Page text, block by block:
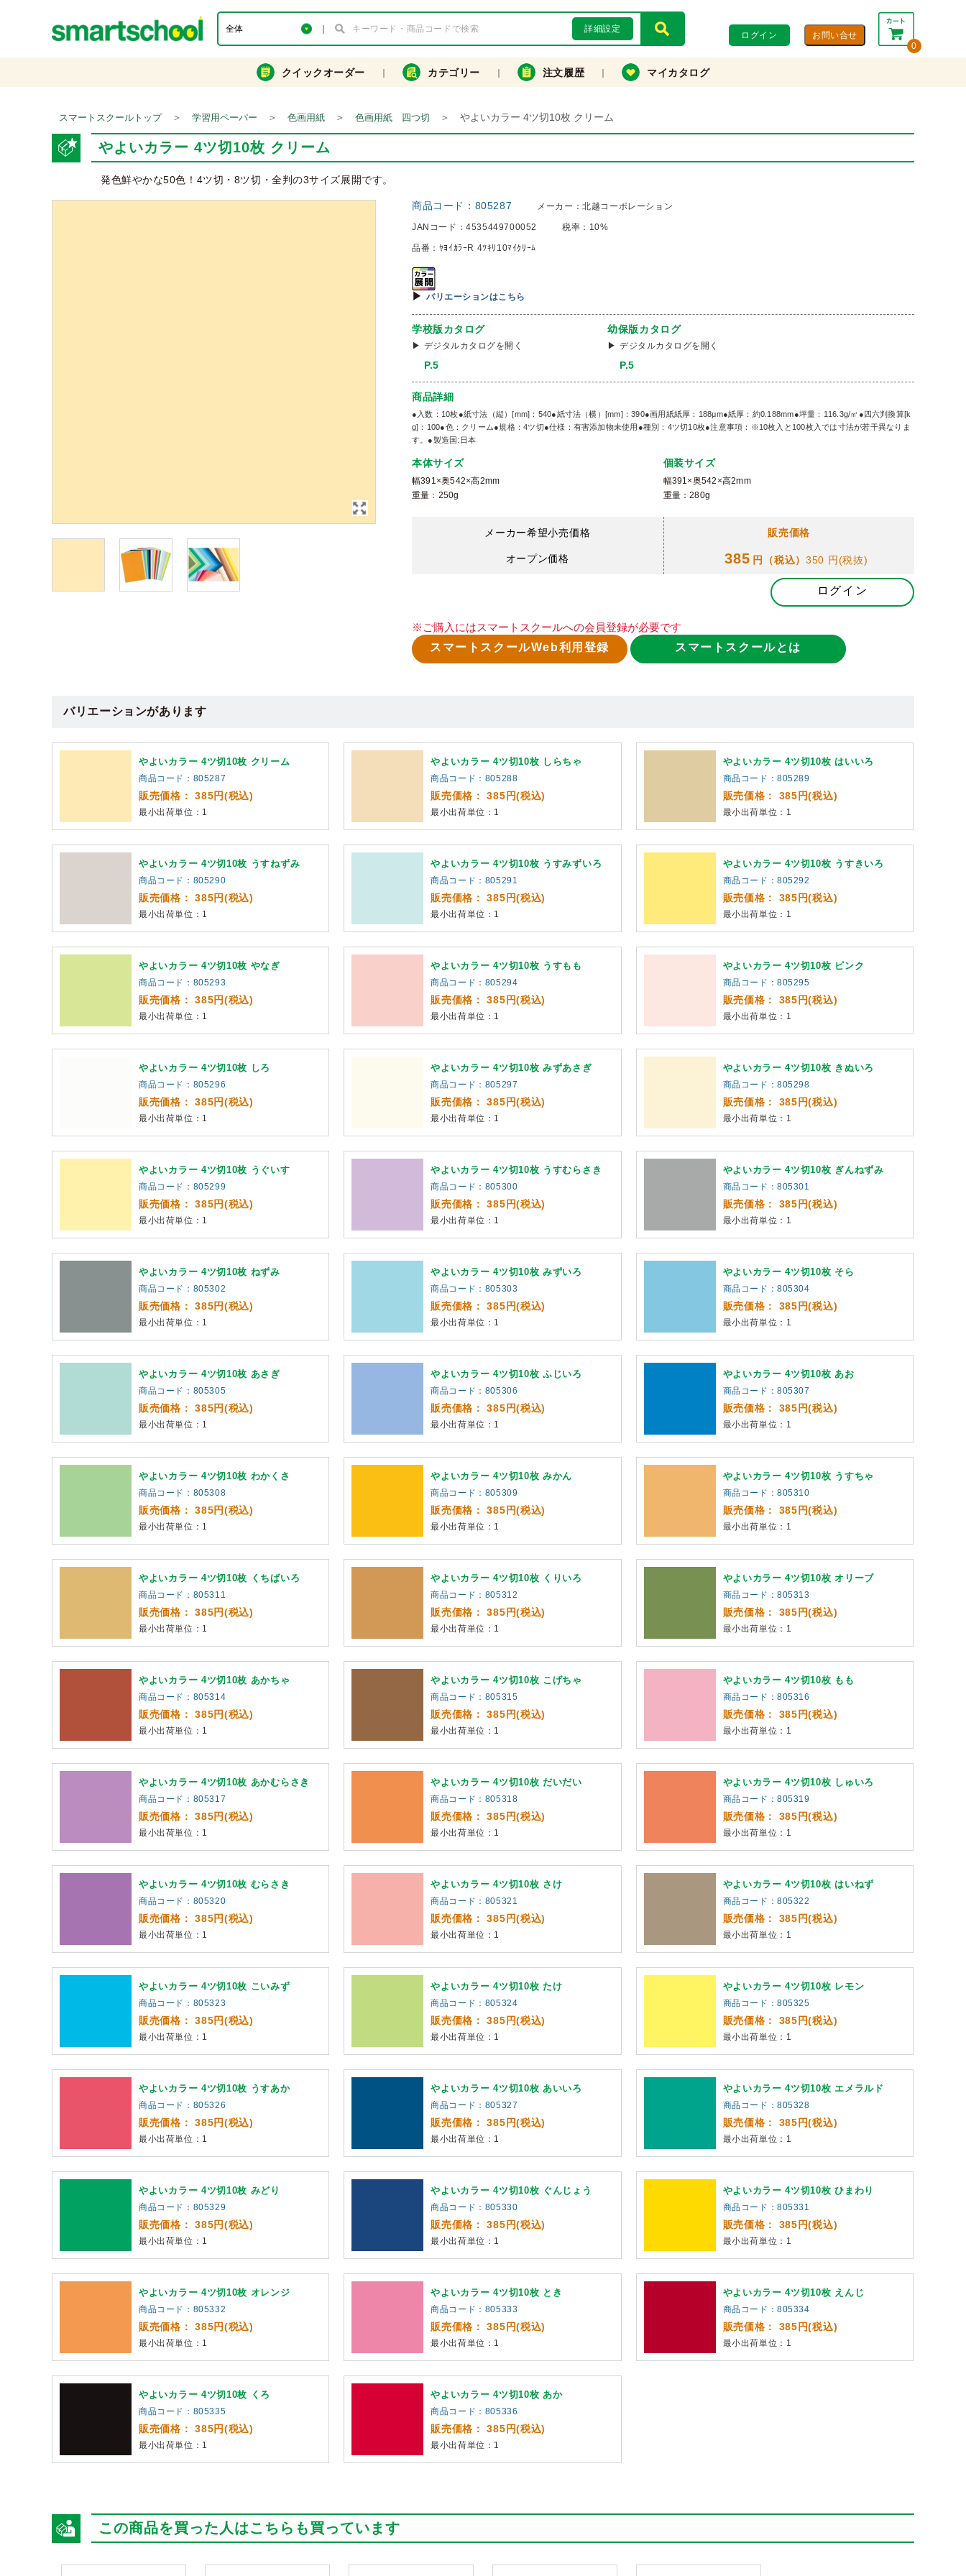
詳細設定
ログイン
0
合計： 0円
カートを見る・注文する
クイックオーダー カテゴリー 注文履歴 マイカタログ
スマートスクールトップ ＞ 学習用ペーパー ＞ 色画用紙 ＞ 色画用紙 四つ切 ＞ やよいカラー 4ツ切10枚 クリーム
やよいカラー 4ツ切10枚 クリーム
発色鮮やかな50色！4ツ切・8ツ切・全判の3サイズ展開です。
商品コード： 805287 メーカー：北越コーポレーション
JANコード：4535449700052 税率： 10%
品番： ﾔﾖｲｶﾗｰR 4ﾂｷﾘ10ﾏｲｸﾘｰﾑ
バリエーションはこちら
学校版カタログ
デジタルカタログを開く
P.5
幼保版カタログ
デジタルカタログを開く
P.5
商品詳細
●入数：10枚●紙寸法（縦）[mm]：540●紙寸法（横）[mm]：390●画用紙紙厚：188μm●紙厚：約0.188mm●坪量：116.3g/㎡●四六判換算[k
g]：100●色：クリーム●規格：4ツ切●仕様：有害添加物未使用●種別：4ツ切10枚●注意事項：※10枚入と100枚入では寸法が若干異なりま
す。●製造国:日本
本体サイズ
幅391×奥542×高2mm
重量：250g
個装サイズ
幅391×奥542×高2mm
重量：280g
メーカー希望小売価格
オープン価格
販売価格
385 円（税込）350 円(税抜)
ログイン
※ご購入にはスマートスクールへの会員登録が必要です
スマートスクールWeb利用登録
スマートスクールとは
バリエーションがあります
やよいカラー 4ツ切10枚 クリーム
商品コード：805287
販売価格： 385円(税込)
最小出荷単位：1
やよいカラー 4ツ切10枚 しらちゃ
商品コード：805288
販売価格： 385円(税込)
最小出荷単位：1
やよいカラー 4ツ切10枚 はいいろ
商品コード：805289
販売価格： 385円(税込)
最小出荷単位：1
やよいカラー 4ツ切10枚 うすねずみ
商品コード：805290
販売価格： 385円(税込)
最小出荷単位：1
やよいカラー 4ツ切10枚 うすみずいろ
商品コード：805291
販売価格： 385円(税込)
最小出荷単位：1
やよいカラー 4ツ切10枚 うすきいろ
商品コード：805292
販売価格： 385円(税込)
最小出荷単位：1
やよいカラー 4ツ切10枚 やなぎ
商品コード：805293
販売価格： 385円(税込)
最小出荷単位：1
やよいカラー 4ツ切10枚 うすもも
商品コード：805294
販売価格： 385円(税込)
最小出荷単位：1
やよいカラー 4ツ切10枚 ピンク
商品コード：805295
販売価格： 385円(税込)
最小出荷単位：1
やよいカラー 4ツ切10枚 しろ
商品コード：805296
販売価格： 385円(税込)
最小出荷単位：1
やよいカラー 4ツ切10枚 みずあさぎ
商品コード：805297
販売価格： 385円(税込)
最小出荷単位：1
やよいカラー 4ツ切10枚 きぬいろ
商品コード：805298
販売価格： 385円(税込)
最小出荷単位：1
やよいカラー 4ツ切10枚 うぐいす
商品コード：805299
販売価格： 385円(税込)
最小出荷単位：1
やよいカラー 4ツ切10枚 うすむらさき
商品コード：805300
販売価格： 385円(税込)
最小出荷単位：1
やよいカラー 4ツ切10枚 ぎんねずみ
商品コード：805301
販売価格： 385円(税込)
最小出荷単位：1
やよいカラー 4ツ切10枚 ねずみ
商品コード：805302
販売価格： 385円(税込)
最小出荷単位：1
やよいカラー 4ツ切10枚 みずいろ
商品コード：805303
販売価格： 385円(税込)
最小出荷単位：1
やよいカラー 4ツ切10枚 そら
商品コード：805304
販売価格： 385円(税込)
最小出荷単位：1
やよいカラー 4ツ切10枚 あさぎ
商品コード：805305
販売価格： 385円(税込)
最小出荷単位：1
やよいカラー 4ツ切10枚 ふじいろ
商品コード：805306
販売価格： 385円(税込)
最小出荷単位：1
やよいカラー 4ツ切10枚 あお
商品コード：805307
販売価格： 385円(税込)
最小出荷単位：1
やよいカラー 4ツ切10枚 わかくさ
商品コード：805308
販売価格： 385円(税込)
最小出荷単位：1
やよいカラー 4ツ切10枚 みかん
商品コード：805309
販売価格： 385円(税込)
最小出荷単位：1
やよいカラー 4ツ切10枚 うすちゃ
商品コード：805310
販売価格： 385円(税込)
最小出荷単位：1
やよいカラー 4ツ切10枚 くちばいろ
商品コード：805311
販売価格： 385円(税込)
最小出荷単位：1
やよいカラー 4ツ切10枚 くりいろ
商品コード：805312
販売価格： 385円(税込)
最小出荷単位：1
やよいカラー 4ツ切10枚 オリーブ
商品コード：805313
販売価格： 385円(税込)
最小出荷単位：1
やよいカラー 4ツ切10枚 あかちゃ
商品コード：805314
販売価格： 385円(税込)
最小出荷単位：1
やよいカラー 4ツ切10枚 こげちゃ
商品コード：805315
販売価格： 385円(税込)
最小出荷単位：1
やよいカラー 4ツ切10枚 もも
商品コード：805316
販売価格： 385円(税込)
最小出荷単位：1
やよいカラー 4ツ切10枚 あかむらさき
商品コード：805317
販売価格： 385円(税込)
最小出荷単位：1
やよいカラー 4ツ切10枚 だいだい
商品コード：805318
販売価格： 385円(税込)
最小出荷単位：1
やよいカラー 4ツ切10枚 しゅいろ
商品コード：805319
販売価格： 385円(税込)
最小出荷単位：1
やよいカラー 4ツ切10枚 むらさき
商品コード：805320
販売価格： 385円(税込)
最小出荷単位：1
やよいカラー 4ツ切10枚 さけ
商品コード：805321
販売価格： 385円(税込)
最小出荷単位：1
やよいカラー 4ツ切10枚 はいねず
商品コード：805322
販売価格： 385円(税込)
最小出荷単位：1
やよいカラー 4ツ切10枚 こいみず
商品コード：805323
販売価格： 385円(税込)
最小出荷単位：1
やよいカラー 4ツ切10枚 たけ
商品コード：805324
販売価格： 385円(税込)
最小出荷単位：1
やよいカラー 4ツ切10枚 レモン
商品コード：805325
販売価格： 385円(税込)
最小出荷単位：1
やよいカラー 4ツ切10枚 うすあか
商品コード：805326
販売価格： 385円(税込)
最小出荷単位：1
やよいカラー 4ツ切10枚 あいいろ
商品コード：805327
販売価格： 385円(税込)
最小出荷単位：1
やよいカラー 4ツ切10枚 エメラルド
商品コード：805328
販売価格： 385円(税込)
最小出荷単位：1
やよいカラー 4ツ切10枚 みどり
商品コード：805329
販売価格： 385円(税込)
最小出荷単位：1
やよいカラー 4ツ切10枚 ぐんじょう
商品コード：805330
販売価格： 385円(税込)
最小出荷単位：1
やよいカラー 4ツ切10枚 ひまわり
商品コード：805331
販売価格： 385円(税込)
最小出荷単位：1
やよいカラー 4ツ切10枚 オレンジ
商品コード：805332
販売価格： 385円(税込)
最小出荷単位：1
やよいカラー 4ツ切10枚 とき
商品コード：805333
販売価格： 385円(税込)
最小出荷単位：1
やよいカラー 4ツ切10枚 えんじ
商品コード：805334
販売価格： 385円(税込)
最小出荷単位：1
やよいカラー 4ツ切10枚 くろ
商品コード：805335
販売価格： 385円(税込)
最小出荷単位：1
やよいカラー 4ツ切10枚 あか
商品コード：805336
販売価格： 385円(税込)
最小出荷単位：1
この商品を買った人はこちらも買っています